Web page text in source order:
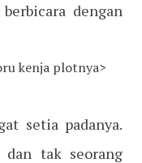
dengan
kenja plotnya>
setia padanya.
tak seorang